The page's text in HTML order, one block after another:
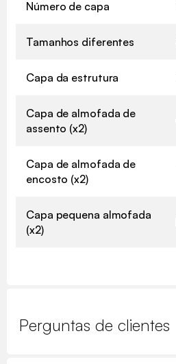
Número de capa
Tamanhos diferentes
Capa da estrutura
Capa de almofada de
assento (x2)
Capa de almofada de
encosto (x2)
Capa pequena almofada
(x2)
Perguntas de clientes